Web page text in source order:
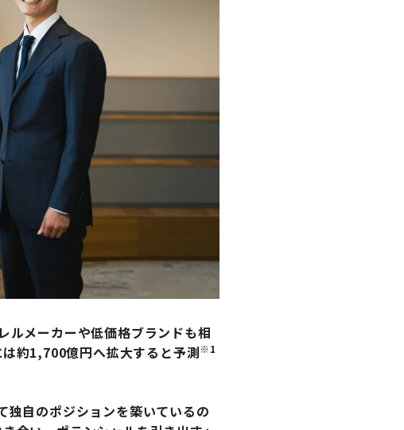
ルメーカーや低価格ブランドも相
約1,700億円へ拡大すると予測※1
独自のポジションを築いているの